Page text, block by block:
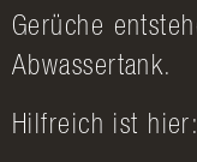
Gerüche
Abwassertank.
Hilfreich ist hier: